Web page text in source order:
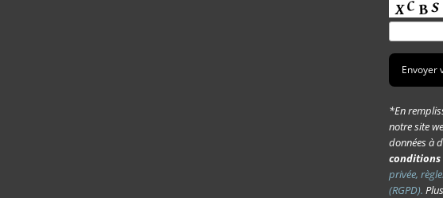
*En
notre site
données à
conditions
privée,
(RGPD).